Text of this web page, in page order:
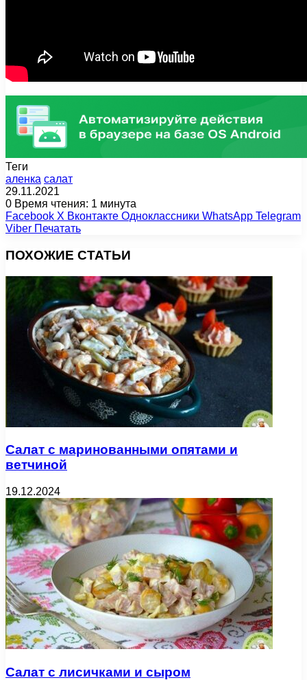
Теги
аленка салат
29.11.2021
0 Время чтения: 1 минута
Facebook X Вконтакте Одноклассники WhatsApp Telegram
Viber Печатать
ПОХОЖИЕ СТАТЬИ
Салат с маринованными опятами и
ветчиной
19.12.2024
Салат с лисичками и сыром